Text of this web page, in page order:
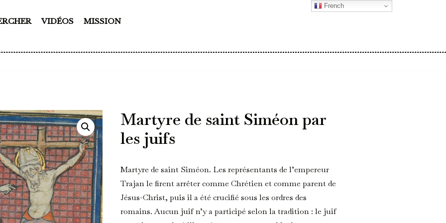
VIDÉOS MISSION
Martyre de saint Siméon par
les juifs
Martyre de saint Siméon. Les représentants de l’empereur
Trajan le firent arrêter comme Chrétien et comme parent de
Jésus-Christ, puis il a été crucifié sous les ordres des
romains. Aucun juif n’y a participé selon la tradition : le juif
French